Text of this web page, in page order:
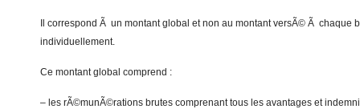
Il correspond Ã un montant global et non au montant versÃ© Ã chaque
individuellement.
Ce montant global comprend :
– les rÃ©munÃ©rations brutes comprenant tous les avantages et